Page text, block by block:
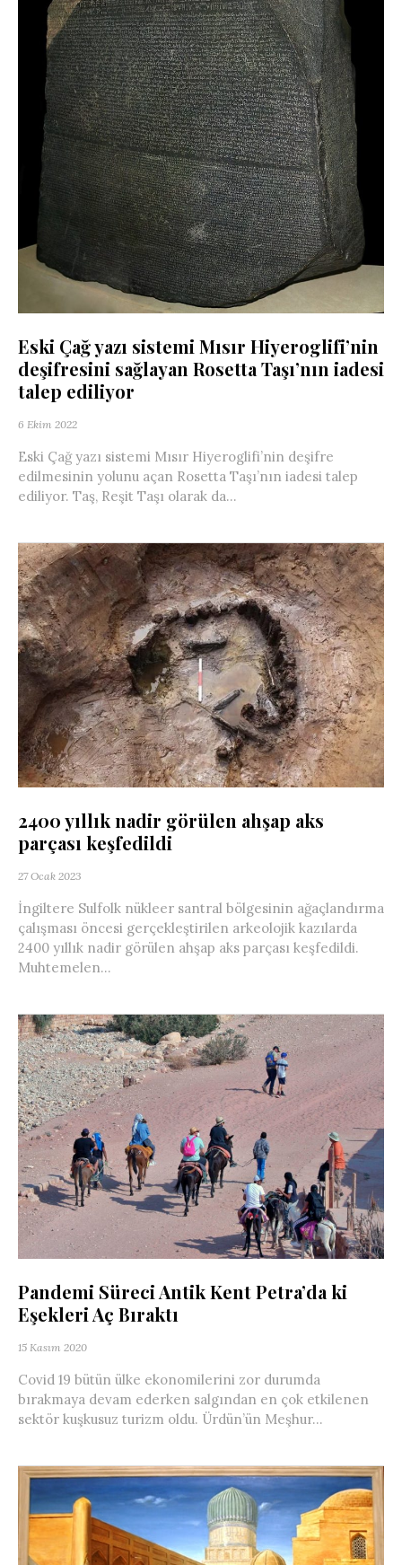
Eski Çağ yazı sistemi Mısır Hiyeroglifi’nin
deşifresini sağlayan Rosetta Taşı’nın iadesi
talep ediliyor
6 Ekim 2022
Eski Çağ yazı sistemi Mısır Hiyeroglifi’nin deşifre
edilmesinin yolunu açan Rosetta Taşı’nın iadesi talep
ediliyor. Taş, Reşit Taşı olarak da...
2400 yıllık nadir görülen ahşap aks
parçası keşfedildi
27 Ocak 2023
İngiltere Sulfolk nükleer santral bölgesinin ağaçlandırma
çalışması öncesi gerçekleştirilen arkeolojik kazılarda
2400 yıllık nadir görülen ahşap aks parçası keşfedildi.
Muhtemelen...
Pandemi Süreci Antik Kent Petra’da ki
Eşekleri Aç Bıraktı
15 Kasım 2020
Covid 19 bütün ülke ekonomilerini zor durumda
bırakmaya devam ederken salgından en çok etkilenen
sektör kuşkusuz turizm oldu. Ürdün’ün Meşhur...